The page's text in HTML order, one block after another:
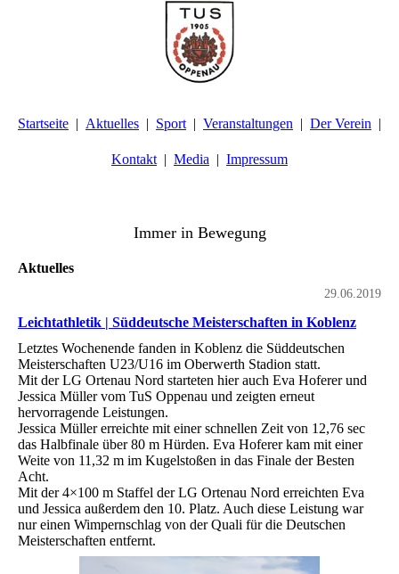
Startseite Aktuelles Sport Veranstaltungen Der Verein
Kontakt Media Impressum
Immer in Bewegung
Aktuelles
29.06.2019
Leichtathletik | Süddeutsche Meisterschaften in Koblenz
Letztes Wochenende fanden in Koblenz die Süddeutschen
Meisterschaften U23/U16 im Oberwerth Stadion statt.
Mit der LG Ortenau Nord starteten hier auch Eva Hoferer und
Jessica Müller vom TuS Oppenau und zeigten erneut
hervorragende Leistungen.
Jessica Müller erreichte mit einer schnellen Zeit von 12,76 sec
das Halbfinale über 80 m Hürden. Eva Hoferer kam mit einer
Weite von 11,32 m im Kugelstoßen in das Finale der Besten
Acht.
Mit der 4×100 m Staffel der LG Ortenau Nord erreichten Eva
und Jessica außerdem den 10. Platz. Auch diese Leistung war
nur einen Wimpernschlag von der Quali für die Deutschen
Meisterschaften entfernt.